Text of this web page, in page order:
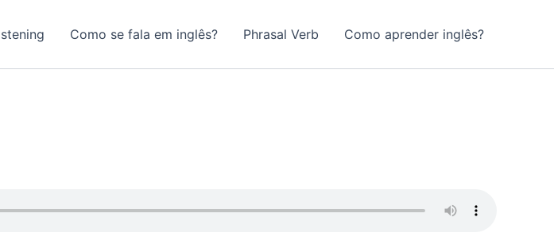
Como se fala em inglês? Phrasal Verb Como aprender inglês?